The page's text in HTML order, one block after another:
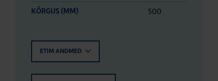
KÕRGUS (MM) 500
ETIM ANDMED